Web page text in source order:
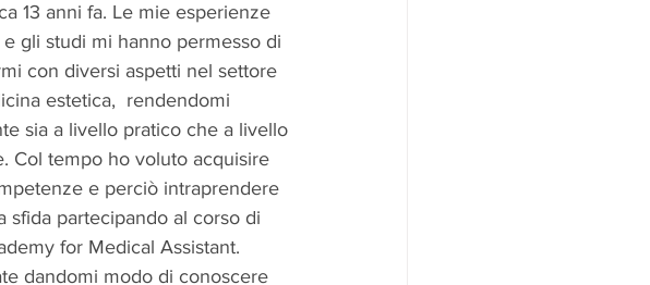
13 anni fa. Le mie esperienze
e gli studi mi hanno permesso di
con diversi aspetti nel settore
estetica,  rendendomi
sia a livello pratico che a livello
Col tempo ho voluto acquisire
e perciò intraprendere
sfida partecipando al corso di
for Medical Assistant.
dandomi modo di conoscere